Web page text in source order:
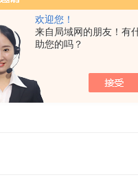
欢迎您！
来自局域网的朋友！有
助您的吗？